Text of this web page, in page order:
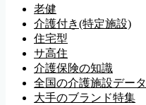
老健
介護付き(特定施設)
住宅型
サ高住
介護保険の知識
全国の介護施設データ
大手のブランド特集